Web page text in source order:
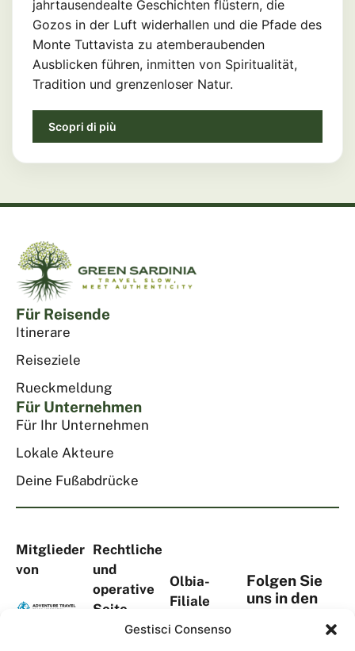
Gestisci Consenso
jahrtausendealte Geschichten flüstern, die
Gozos in der Luft widerhallen und die Pfade des
Monte Tuttavista zu atemberaubenden
Ausblicken führen, inmitten von Spiritualität,
Tradition und grenzenloser Natur.
Scopri di più
Für Reisende
Itinerare
Reiseziele
Rueckmeldung
Für Unternehmen
Für Ihr Unternehmen
Lokale Akteure
Deine Fußabdrücke
Mitglieder
von
Rechtliche
und
operative
Seite
Olbia-
Filiale
Folgen Sie
uns in den